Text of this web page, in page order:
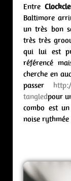
Entre
Baltimore
un très bon
très très
qui lui est
référencé
cherche en
passer
tangledpour
combo est
noise rythmée